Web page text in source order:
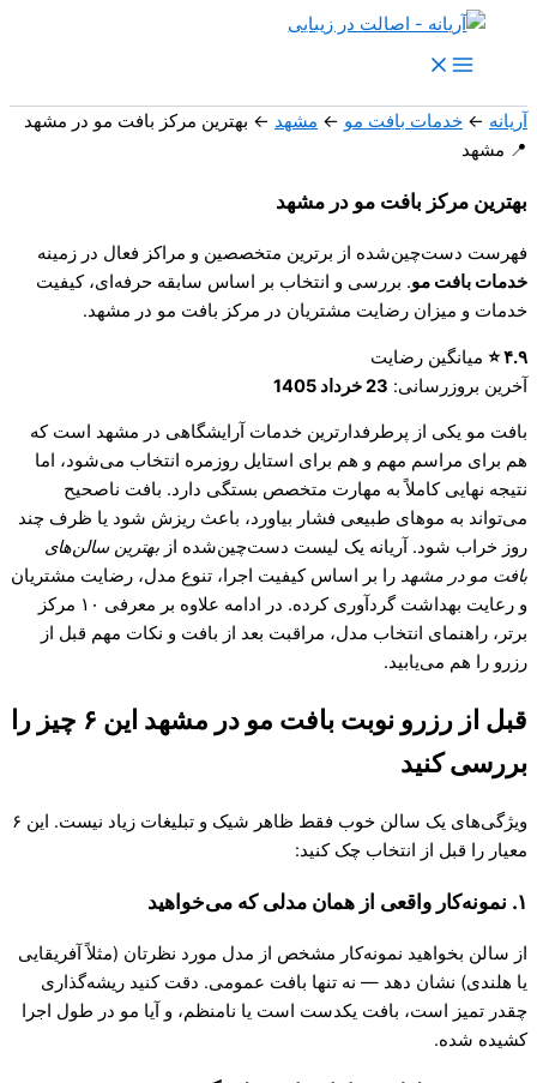
آریانه ← خدمات بافت مو ← مشهد ← بهترین مرکز بافت مو در مشهد
📍 مشهد
بهترین مرکز بافت مو در مشهد
فهرست دست‌چین‌شده از برترین متخصصین و مراکز فعال در زمینه
خدمات بافت مو. بررسی و انتخاب بر اساس سابقه حرفه‌ای، کیفیت
خدمات و میزان رضایت مشتریان در مرکز بافت مو در مشهد.
۴.۹ ⭐
میانگین رضایت
آخرین بروزرسانی:23 خرداد 1405
بافت مو یکی از پرطرفدارترین خدمات آرایشگاهی در مشهد است که
هم برای مراسم مهم و هم برای استایل روزمره انتخاب می‌شود، اما
نتیجه نهایی کاملاً به مهارت متخصص بستگی دارد. بافت ناصحیح
می‌تواند به موهای طبیعی فشار بیاورد، باعث ریزش شود یا ظرف چند
روز خراب شود. آریانه یک لیست دست‌چین‌شده از بهترین سالن‌های
بافت مو در مشهدرا بر اساس کیفیت اجرا، تنوع مدل، رضایت مشتریان
و رعایت بهداشت گردآوری کرده. در ادامه علاوه بر معرفی ۱۰ مرکز
برتر، راهنمای انتخاب مدل، مراقبت بعد از بافت و نکات مهم قبل از
رزرو را هم می‌یابید.
قبل از رزرو نوبت بافت مو در مشهد این ۶ چیز را
بررسی کنید
ویژگی‌های یک سالن خوب فقط ظاهر شیک و تبلیغات زیاد نیست. این ۶
معیار را قبل از انتخاب چک کنید:
از سالن بخواهید نمونه‌کار مشخص از مدل مورد نظرتان (مثلاً آفریقایی
یا هلندی) نشان دهد — نه تنها بافت عمومی. دقت کنید ریشه‌گذاری
چقدر تمیز است، بافت یکدست است یا نامنظم، و آیا مو در طول اجرا
کشیده شده.
ایمیل*
وبگاه